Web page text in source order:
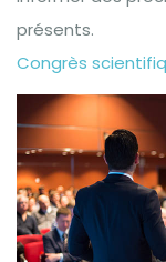
présents.
Congrès